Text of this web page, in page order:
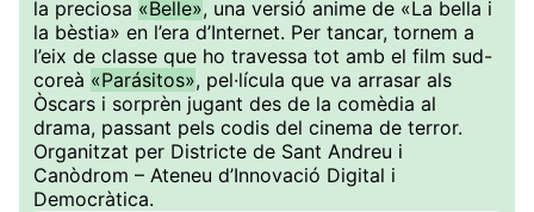
la preciosa «Belle», una versió anime de «La bella i
la bèstia» en l’era d’Internet. Per tancar, tornem a
l’eix de classe que ho travessa tot amb el film sud-
coreà «Parásitos», pel·lícula que va arrasar als
Òscars i sorprèn jugant des de la comèdia al
drama, passant pels codis del cinema de terror.
Organitzat per Districte de Sant Andreu i
Canòdrom – Ateneu d’Innovació Digital i
Democràtica.